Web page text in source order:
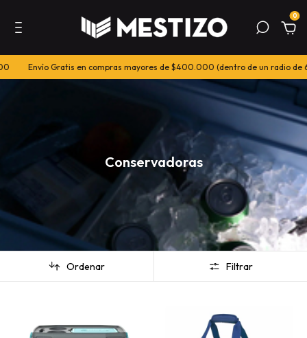
0
Envío Gratis en compras mayores de $400.000 (dentro de un radio de
Conservadoras
Ordenar Filtrar